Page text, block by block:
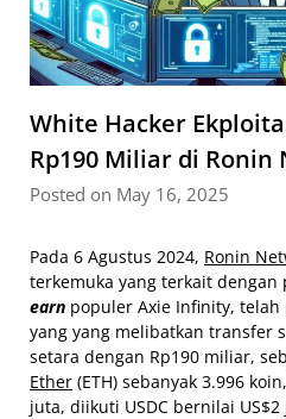
White Hacker
Rp190 Miliar di Ronin
Posted on May 16, 2025
Pada 6 Agustus 2024, Ronin
terkemuka yang terkait dengan
earn populer Axie Infinity,
yang yang melibatkan transfer
setara dengan Rp190 miliar,
Ether (ETH) sebanyak 3.996
juta, diikuti USDC bernilai US$2